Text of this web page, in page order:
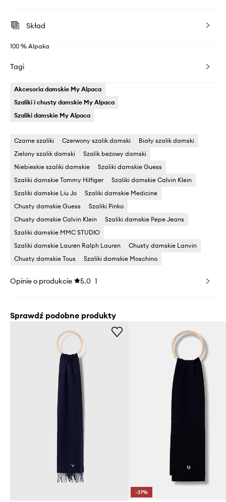
Skład
100 % Alpaka
Tagi
Akcesoria damskie My Alpaca
Szaliki i chusty damskie My Alpaca
Szaliki damskie My Alpaca
Czarne szaliki Czerwony szalik damski
Biały szalik damski
Zielony szalik damski
Szalik beżowy damski
Niebieskie szaliki damskie
Szaliki damskie Guess
Szaliki damskie Tommy Hilfiger
Szaliki damskie Calvin Klein
Szaliki damskie Liu Jo
Szaliki damskie Medicine
Chusty damskie Guess
Szaliki Pinko
Chusty damskie Calvin Klein
Szaliki damskie Pepe Jeans
Szaliki damskie MMC STUDIO
Szaliki damskie Lauren Ralph Lauren
Chusty damskie Lanvin
Chusty damskie Tous
Szaliki damskie Moschino
Opinie o produkcie 5.0 1
Sprawdź podobne produkty
-37%